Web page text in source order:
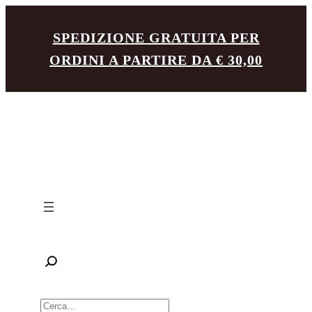
contenuto
SPEDIZIONE GRATUITA PER
ORDINI A PARTIRE DA € 30,00
R